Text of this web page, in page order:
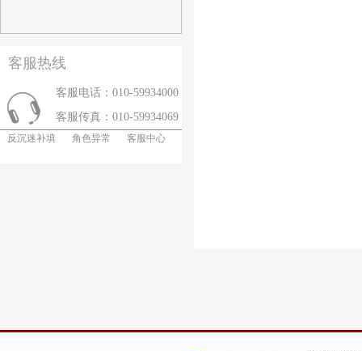
客服热线
客服电话：010-59934000
客服传真：010-59934069
反沉迷补填 角色异常 客服中心